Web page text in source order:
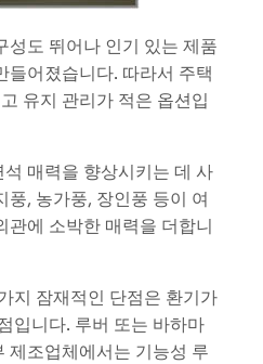
성도 뛰어나 인기 있는 제품
들어졌습니다. 따라서 주택
유지 관리가 적은 옵션입
매력을 향상시키는 데 사
풍, 농가풍, 장인풍 등이 여
관에 소박한 매력을 더합니
지 잠재적인 단점은 환기가
입니다. 루버 또는 바하마
제조업체에서는 기능성 루